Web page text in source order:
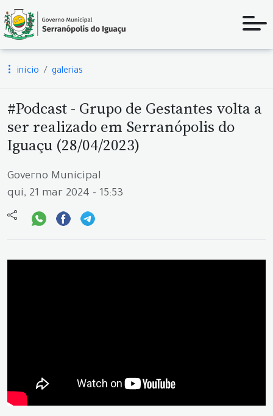
início galerias
#Podcast - Grupo de Gestantes volta a
ser realizado em Serranópolis do
Iguaçu (28/04/2023)
Governo Municipal
qui, 21 mar 2024 - 15:53